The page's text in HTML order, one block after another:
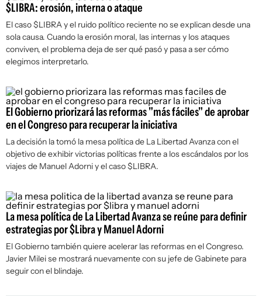
$LIBRA: erosión, interna o ataque
El caso $LIBRA y el ruido político reciente no se explican desde una
sola causa. Cuando la erosión moral, las internas y los ataques
conviven, el problema deja de ser qué pasó y pasa a ser cómo
elegimos interpretarlo.
El Gobierno priorizará las reformas "más fáciles" de aprobar
en el Congreso para recuperar la iniciativa
La decisión la tomó la mesa política de La Libertad Avanza con el
objetivo de exhibir victorias políticas frente a los escándalos por los
viajes de Manuel Adorni y el caso $LIBRA.
La mesa política de La Libertad Avanza se reúne para definir
estrategias por $Libra y Manuel Adorni
El Gobierno también quiere acelerar las reformas en el Congreso.
Javier Milei se mostrará nuevamente con su jefe de Gabinete para
seguir con el blindaje.